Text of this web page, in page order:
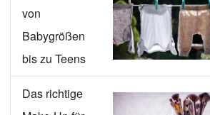
von
Babygrößen
bis zu Teens
Das richtige